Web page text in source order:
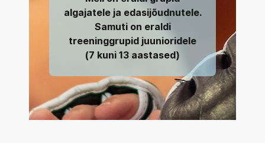
algajatele ja edasijõudnutele.
Samuti on eraldi
treeninggrupid juunioridele
(7 kuni 13 aastased)